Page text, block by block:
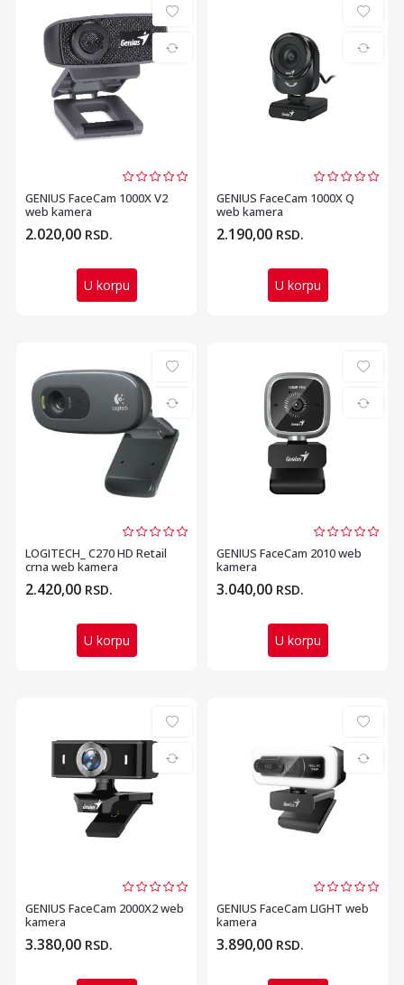
GENIUS FaceCam 1000X V2
web kamera
2.020,00 RSD.
U korpu
GENIUS FaceCam 1000X Q
web kamera
2.190,00 RSD.
U korpu
LOGITECH_ C270 HD Retail
crna web kamera
2.420,00 RSD.
U korpu
GENIUS FaceCam 2010 web
kamera
3.040,00 RSD.
U korpu
GENIUS FaceCam 2000X2 web
kamera
3.380,00 RSD.
GENIUS FaceCam LIGHT web
kamera
3.890,00 RSD.